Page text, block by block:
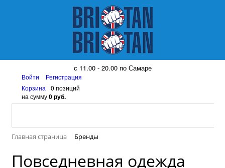
8 (917) 161 08 99
с 11.00 - 20.00 по Самаре
Войти
Регистрация
Корзина
0 позиций
на сумму0 руб.
Главная страница Бренды
Повседневная одежда